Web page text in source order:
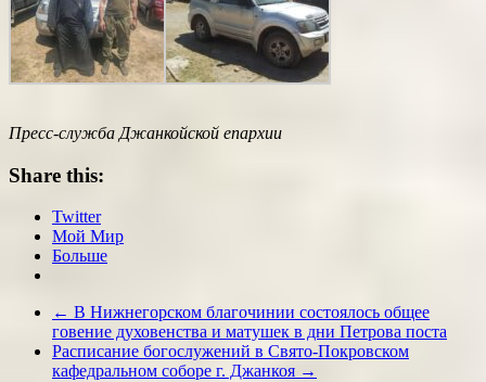
Пресс-служба Джанкойской епархии
Share this:
Twitter
Мой Мир
Больше
← В Нижнегорском благочинии состоялось общее
говение духовенства и матушек в дни Петрова поста
Расписание богослужений в Свято-Покровском
кафедральном соборе г. Джанкоя →